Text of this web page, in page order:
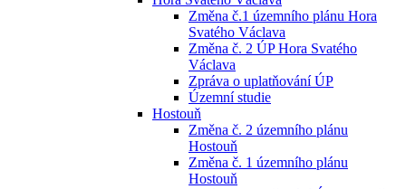
Změna č.1 územního plánu Hora
Svatého Václava
Změna č. 2 ÚP Hora Svatého
Václava
Zpráva o uplatňování ÚP
Územní studie
Hostouň
Změna č. 2 územního plánu
Hostouň
Změna č. 1 územního plánu
Hostouň